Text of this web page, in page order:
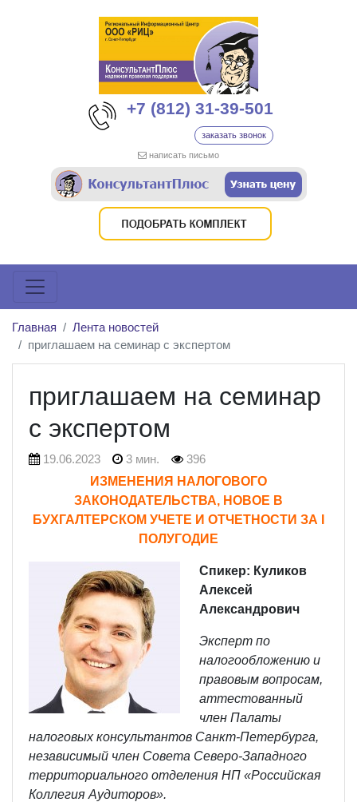
+7 (812) 31-39-501
заказать звонок
написать письмо
Главная
Лента новостей
приглашаем на семинар с экспертом
приглашаем на семинар
с экспертом
19.06.2023 3 мин.
396
ИЗМЕНЕНИЯ НАЛОГОВОГО
ЗАКОНОДАТЕЛЬСТВА, НОВОЕ В
БУХГАЛТЕРСКОМ УЧЕТЕ И ОТЧЕТНОСТИ ЗА
ПОЛУГОДИЕ
Спикер: Куликов
Алексей
Александрович
Эксперт по
налогообложению и
правовым вопросам,
аттестованный
член Палаты
налоговых консультантов Санкт-Петербурга,
независимый член Совета Северо-Западного
территориального отделения НП «Российская
Коллегия Аудиторов».